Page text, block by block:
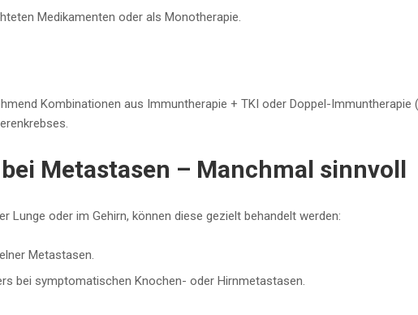
Medikamenten oder als Monotherapie.
Kombinationen aus Immuntherapie + TKI oder Doppel-Immuntherapie
Metastasen – Manchmal sinnvoll
Lunge oder im Gehirn, können diese gezielt behandelt werden:
Metastasen.
bei symptomatischen Knochen- oder Hirnmetastasen.